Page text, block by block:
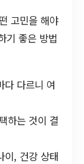
고민을 해야
기 좋은 방법
다 다르니 여
하는 것이 결
이, 건강 상태